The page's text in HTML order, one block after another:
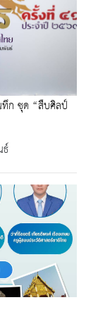
ทึก ชุด “สืบศิลป์